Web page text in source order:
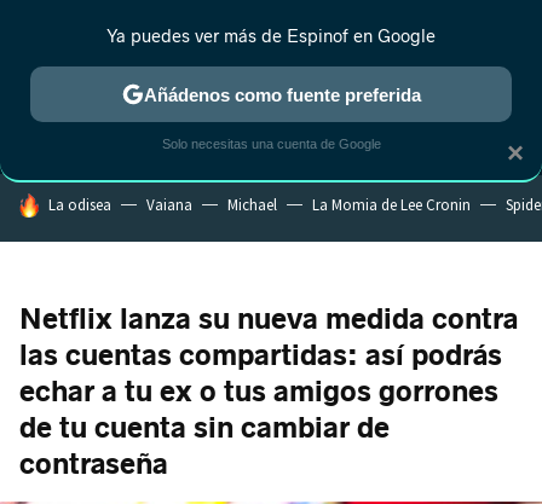
MENÚ NUEVO
ESTRENOS REALITY ANIME RANKINGS CINE
HOY SE HABLA DE
La odisea Vaiana Michael La Momia de Lee Cronin
Netflix lanza su nueva medida contra
las cuentas compartidas: así podrás
echar a tu ex o tus amigos gorrones
de tu cuenta sin cambiar de
contraseña
×
Ya puedes ver más de Espinof en Google
Añádenos como fuente preferida
Solo necesitas una cuenta de Google